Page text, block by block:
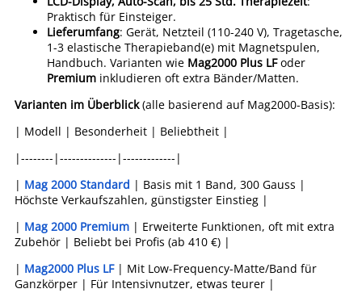
Praktisch für Einsteiger.
Lieferumfang: Gerät, Netzteil (110-240 V), Tragetasche,
1-3 elastische Therapieband(e) mit Magnetspulen,
Handbuch. Varianten wie Mag2000 Plus LFoder
Premium inkludieren oft extra Bänder/Matten.
Varianten im Überblick(alle basierend auf Mag2000-Basis):
| Modell | Besonderheit | Beliebtheit |
|--------|--------------|-------------|
| Mag 2000 Standard | Basis mit 1 Band, 300 Gauss |
Höchste Verkaufszahlen, günstigster Einstieg |
| Mag 2000 Premium | Erweiterte Funktionen, oft mit extra
Zubehör | Beliebt bei Profis (ab 410 €) |
| Mag2000 Plus LF| Mit Low-Frequency-Matte/Band für
Ganzkörper | Für Intensivnutzer, etwas teurer |